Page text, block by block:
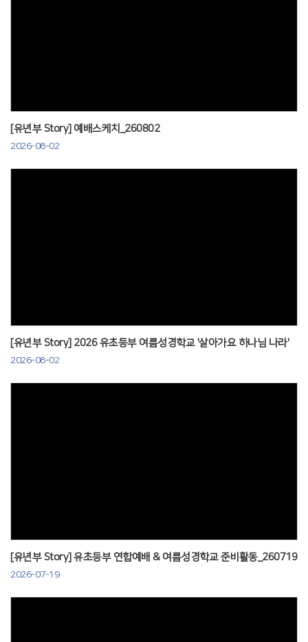
[유년부 Story] 예배스케치_260802
2026-08-02
[유년부 Story] 2026 유초등부 여름성경학교 '살아가요 하나님 나라'
2026-08-02
[유년부 Story] 유초등부 연합예배 & 여름성경학교 준비활동_260719
2026-07-19